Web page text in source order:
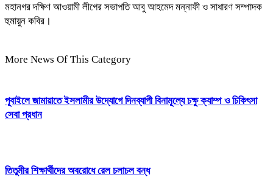
মহানগর দক্ষিণ আওয়ামী লীগের সভাপতি আবু আহমেদ মন্নাফী ও সাধারণ সম্পাদক
হুমায়ুন কবির।
More News Of This Category
পূবাইলে জামায়াতে ইসলামীর উদ্যোগে দিনব্যাপী বিনামূল্যে চক্ষু ক্যাম্প ও চিকিৎসা
সেবা প্রধান
তিতুমীর শিক্ষার্থীদের অবরোধে রেল চলাচল বন্ধ